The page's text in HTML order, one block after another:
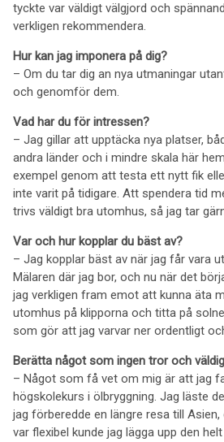
tyckte var väldigt välgjord och
verkligen rekommendera.
Hur kan jag imponera på dig?
– Om du tar dig an nya utmaningar
och genomför dem.
Vad har du för intressen?
– Jag gillar att upptäcka nya platser,
andra länder och i mindre skala här
exempel genom att testa ett nytt fik
inte varit på tidigare. Att spendera tid
trivs väldigt bra utomhus, så jag tar
Var och hur kopplar du bäst av?
– Jag kopplar bäst av när jag får vara
Mälaren där jag bor, och nu när det
jag verkligen fram emot att kunna äta
utomhus på klipporna och titta på
som gör att jag varvar ner ordentligt
Berätta något som ingen tror och
– Något som få vet om mig är att jag
högskolekurs i ölbryggning. Jag läste
jag förberedde en längre resa till
var flexibel kunde jag lägga upp den helt